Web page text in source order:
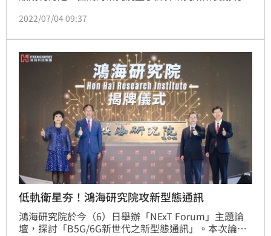
夥伴完成的最新研究成果，於全球頂級期刊《美國國家
技術，構造出更優秀的錯誤更正碼，提升量子硬體效
能。（記者：戴玉翔報導）
2022/07/04 09:37
低軌衛星夯！鴻海研究院攻新型態通訊
鴻海研究院於今（6）日舉辦「NExT Forum」主題論
壇，探討「B5G/6G新世代之新型態通訊」。本次論壇